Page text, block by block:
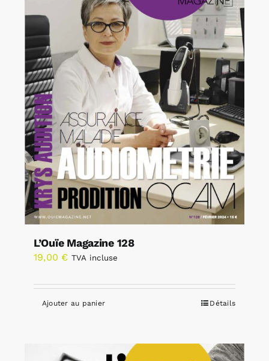
L’Ouïe Magazine 128
19,00 € TVA incluse
Ajouter au panier Détails